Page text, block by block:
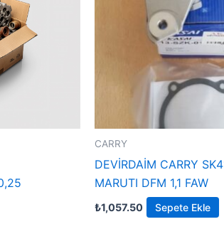
CARRY
DEVİRDAİM CARRY
MARUTI DFM 1,1 FAW
₺1,057.50 Sepete Ekle